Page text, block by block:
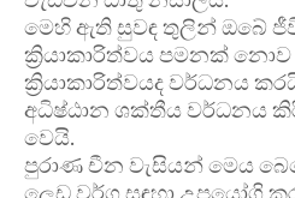
මෙහි ඇති සුවඳ තුලින් ඔබේ
ක්‍රියාකාරිත්වය පමනක්
ක්‍රියාකාරිත්වයද වර්ධනය
අධිෂ්ඨාන ශක්තීය වර්ධනය
වෙයි.
පුරාණ චීන වැසියන් මෙය
ලෙඩ වර්ග සඳහා උපයෝගි